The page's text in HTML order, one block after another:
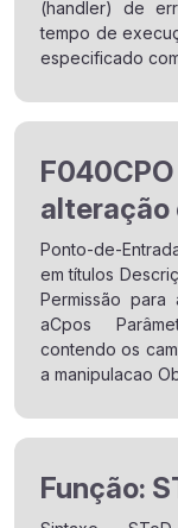
(handler) de
tempo de
especificado
alteração
Ponto-de-
em títulos
Permissão
aCpos
contendo os
a manipulacao
Função: